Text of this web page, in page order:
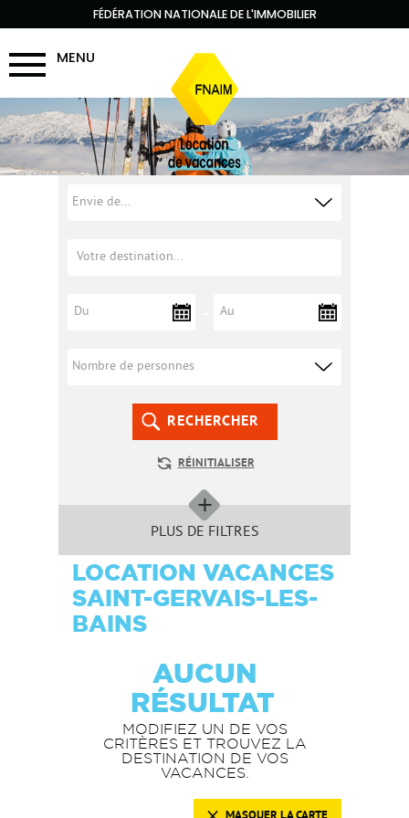
FÉDÉRATION NATIONALE DE L'IMMOBILIER
MENU
RECHERCHER
RÉINITIALISER
PLUS DE FILTRES
LOCATION VACANCES
SAINT-GERVAIS-LES-
BAINS
AUCUN
RÉSULTAT
MODIFIEZ UN DE VOS
CRITÈRES ET TROUVEZ LA
DESTINATION DE VOS
VACANCES.